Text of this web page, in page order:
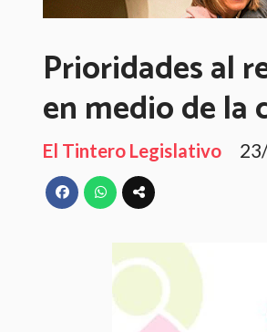
Prioridades al
en medio de la
El Tintero Legislativo